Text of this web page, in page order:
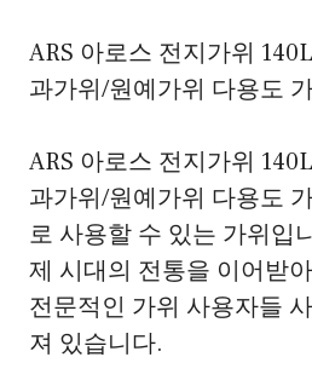
ARS 아로스 전지가위
과가위/원예가위 다용도
ARS 아로스 전지가위
과가위/원예가위 다용도
로 사용할 수 있는 가위입
제 시대의 전통을 이어받
전문적인 가위 사용자들
져 있습니다.